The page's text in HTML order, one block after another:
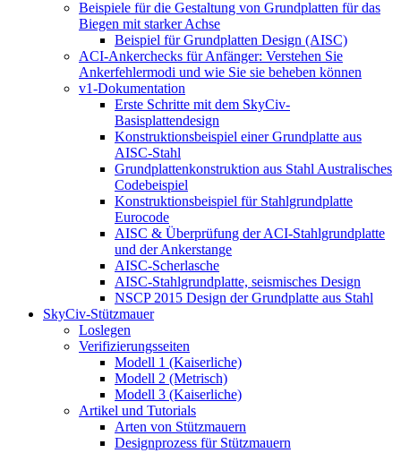
Beispiele für die Gestaltung von Grundplatten für das
Biegen mit starker Achse
Beispiel für Grundplatten Design (AISC)
ACI-Ankerchecks für Anfänger: Verstehen Sie
Ankerfehlermodi und wie Sie sie beheben können
v1-Dokumentation
Erste Schritte mit dem SkyCiv-
Basisplattendesign
Konstruktionsbeispiel einer Grundplatte aus
AISC-Stahl
Grundplattenkonstruktion aus Stahl Australisches
Codebeispiel
Konstruktionsbeispiel für Stahlgrundplatte
Eurocode
AISC & Überprüfung der ACI-Stahlgrundplatte
und der Ankerstange
AISC-Scherlasche
AISC-Stahlgrundplatte, seismisches Design
NSCP 2015 Design der Grundplatte aus Stahl
SkyCiv-Stützmauer
Loslegen
Verifizierungsseiten
Modell 1 (Kaiserliche)
Modell 2 (Metrisch)
Modell 3 (Kaiserliche)
Artikel und Tutorials
Arten von Stützmauern
Designprozess für Stützmauern